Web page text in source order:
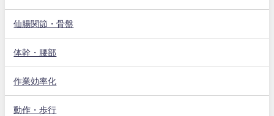
仙腸関節・骨盤
体幹・腰部
作業効率化
動作・歩行